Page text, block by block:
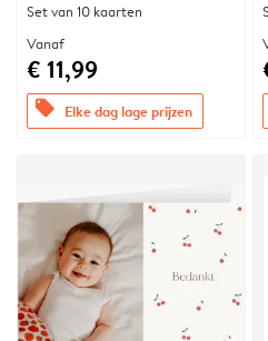
Set van 10 kaarten
Vanaf
€ 11,99
offers Elke dag lage prijzen